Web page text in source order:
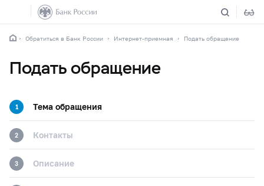
Обратиться в Банк России Интернет-приемная Подать обращение
Подать обращение
1 Тема обращения
2 Контакты
3 Описание